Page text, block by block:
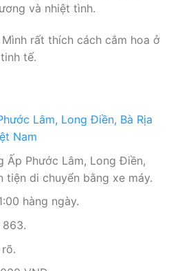
và nhiệt tình.
rất thích cách cắm hoa ở
tế.
Lâm, Long Điền, Bà Rịa
Nam
Ấp Phước Lâm, Long Điền,
tiện di chuyển bằng xe máy.
hàng ngày.